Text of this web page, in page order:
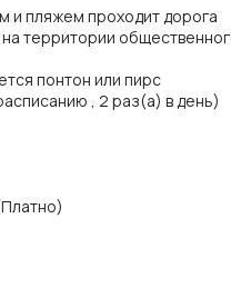
и пляжем проходит дорога
территории
понтон или пирс
, 2 раз(а) в день)